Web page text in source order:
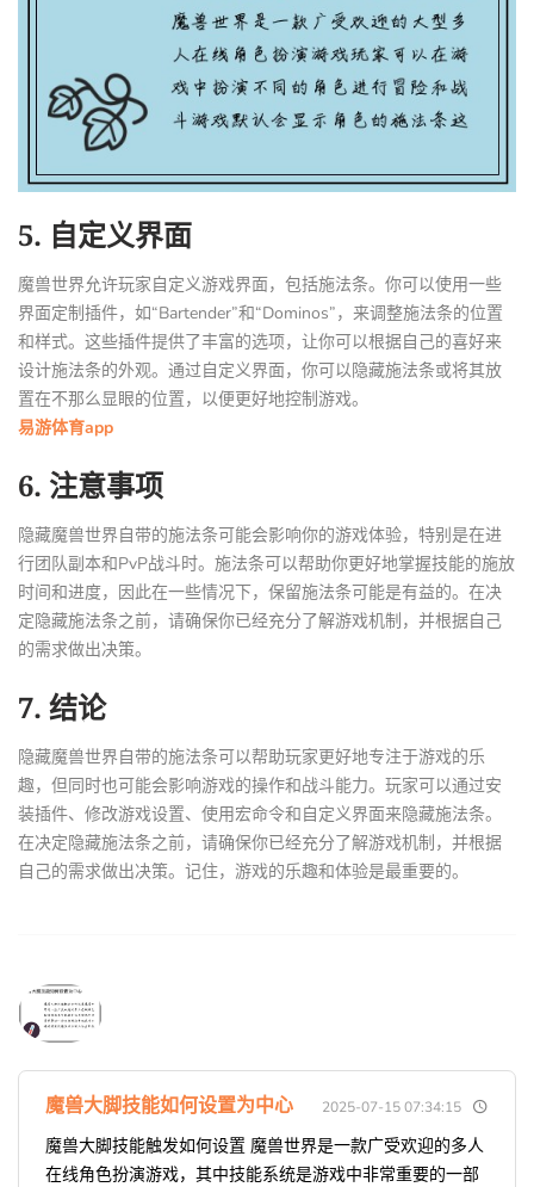
5. 自定义界面
魔兽世界允许玩家自定义游戏界面，包括施法条。你可以使用一些
界面定制插件，如“Bartender”和“Dominos”，来调整施法条的位置
和样式。这些插件提供了丰富的选项，让你可以根据自己的喜好来
设计施法条的外观。通过自定义界面，你可以隐藏施法条或将其放
置在不那么显眼的位置，以便更好地控制游戏。
易游体育app
6. 注意事项
隐藏魔兽世界自带的施法条可能会影响你的游戏体验，特别是在进
行团队副本和PvP战斗时。施法条可以帮助你更好地掌握技能的施放
时间和进度，因此在一些情况下，保留施法条可能是有益的。在决
定隐藏施法条之前，请确保你已经充分了解游戏机制，并根据自己
的需求做出决策。
7. 结论
隐藏魔兽世界自带的施法条可以帮助玩家更好地专注于游戏的乐
趣，但同时也可能会影响游戏的操作和战斗能力。玩家可以通过安
装插件、修改游戏设置、使用宏命令和自定义界面来隐藏施法条。
在决定隐藏施法条之前，请确保你已经充分了解游戏机制，并根据
自己的需求做出决策。记住，游戏的乐趣和体验是最重要的。
魔兽大脚技能如何设置为中心 2025-07-15 07:34:15
魔兽大脚技能触发如何设置 魔兽世界是一款广受欢迎的多人
在线角色扮演游戏，其中技能系统是游戏中非常重要的一部